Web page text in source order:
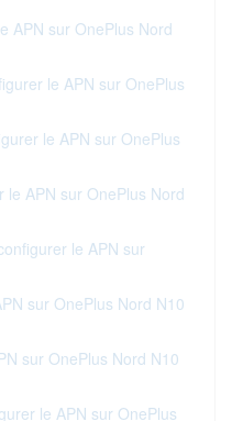
APN sur OnePlus Nord
le APN sur OnePlus
le APN sur OnePlus
APN sur OnePlus Nord
le APN sur
sur OnePlus Nord N10
sur OnePlus Nord N10
le APN sur OnePlus